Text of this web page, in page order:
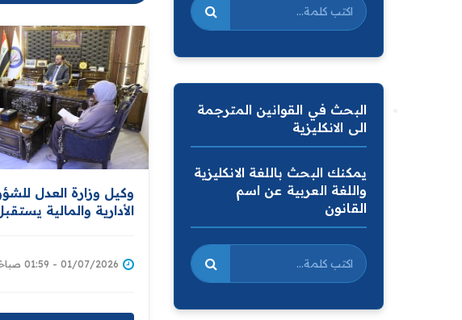
وكيل وزارة العدل
الأدارية والمالية
وشكاواهم
01/07/2026 - 01:59 صباحًا
البحث في القوانين المترجمة
الى الانكليزية
يمكنك البحث باللغة الانكليزية
واللغة العربية عن اسم
القانون